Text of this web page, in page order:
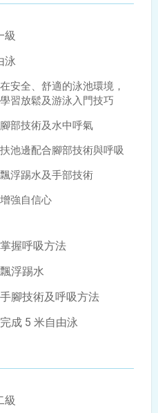
級
泳
在安全、舒適的泳池環境，
學習放鬆及游泳入門技巧
腳部技術及水中呼氣
扶池邊配合腳部技術與呼吸
飄浮踢水及手部技術
增強自信心
掌握呼吸方法
飄浮踢水
手腳技術及呼吸方法
完成 5 米自由泳
級